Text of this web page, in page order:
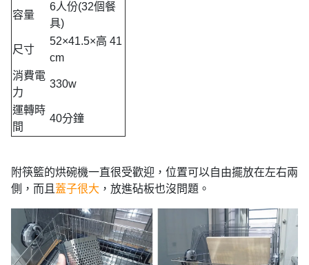
容量
6人份(32個餐
具)
尺寸
52×41.5×高 41
cm
消費電
力
330w
運轉時
間
40分鐘
附筷籃的烘碗機一直很受歡迎，位置可以自由擺放在左右兩
側，而且 蓋子很大 ，放進砧板也沒問題。